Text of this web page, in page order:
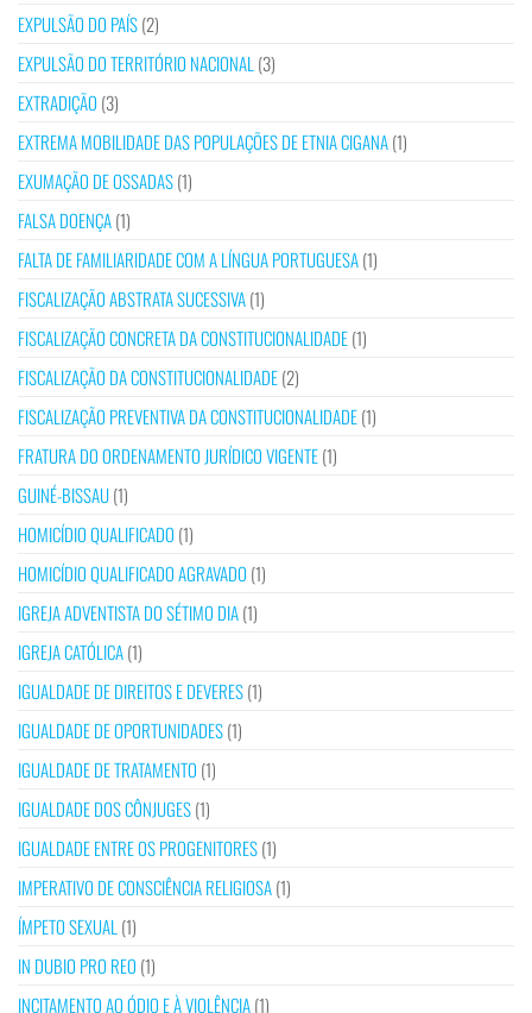
EXPULSÃO DO PAÍS(2)
EXPULSÃO DO TERRITÓRIO NACIONAL (3)
EXTRADIÇÃO (3)
EXTREMA MOBILIDADE DAS POPULAÇÕES DE ETNIA CIGANA(1)
EXUMAÇÃO DE OSSADAS(1)
FALSA DOENÇA(1)
FALTA DE FAMILIARIDADE COM A LÍNGUA PORTUGUESA(1)
FISCALIZAÇÃO ABSTRATA SUCESSIVA(1)
FISCALIZAÇÃO CONCRETA DA CONSTITUCIONALIDADE(1)
FISCALIZAÇÃO DA CONSTITUCIONALIDADE(2)
FISCALIZAÇÃO PREVENTIVA DA CONSTITUCIONALIDADE(1)
FRATURA DO ORDENAMENTO JURÍDICO VIGENTE(1)
GUINÉ-BISSAU(1)
HOMICÍDIO QUALIFICADO (1)
HOMICÍDIO QUALIFICADO AGRAVADO (1)
IGREJA ADVENTISTA DO SÉTIMO DIA(1)
IGREJA CATÓLICA(1)
IGUALDADE DE DIREITOS E DEVERES(1)
IGUALDADE DE OPORTUNIDADES(1)
IGUALDADE DE TRATAMENTO (1)
IGUALDADE DOS CÔNJUGES(1)
IGUALDADE ENTRE OS PROGENITORES(1)
IMPERATIVO DE CONSCIÊNCIA RELIGIOSA(1)
ÍMPETO SEXUAL (1)
IN DUBIO PRO REO (1)
INCITAMENTO AO ÓDIO E À VIOLÊNCIA(1)